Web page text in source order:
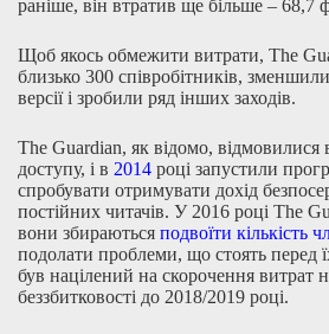
раніше, він втратив ще більше – 68,7
Щоб якось обмежити витрати, The
близько 300 співробітників,
версії і зробили ряд інших заходів.
The Guardian, як відомо, відмовилися
доступу, і в 2014 році запустили
спробувати отримувати дохід
постійних читачів. У 2016 році The
вони збираються подвоїти кількість
подолати проблеми, що стоять перед
був націлений на скорочення витрат
беззбитковості до 2018/2019 році.